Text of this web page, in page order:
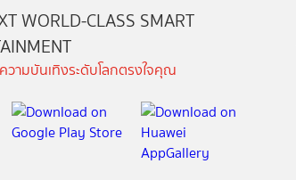
WORLD-CLASS SMART
ามบันเทิงระดับโลกตรงใจคุณ